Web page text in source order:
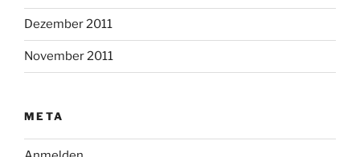
Dezember 2011
November 2011
META